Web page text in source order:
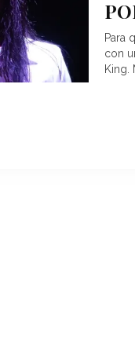
Para
con
King.